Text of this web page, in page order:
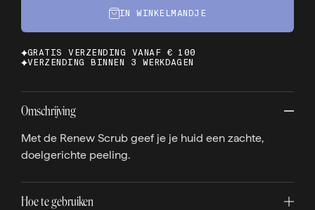
IN WINKELMANDJE
GRATIS VERZENDING VANAF € 100
VERZENDING BINNEN 3 WERKDAGEN
Omschrijving
Met de Renew Scrub geef je je huid een zachte,
doelgerichte peeling.
Hoe te gebruiken